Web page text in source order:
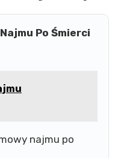
Po Śmierci
najmu po